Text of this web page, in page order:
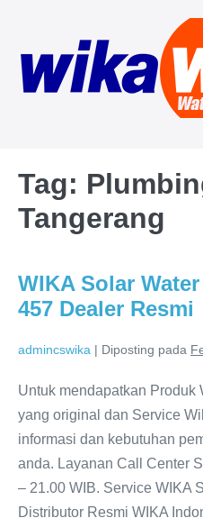
konten
Tag:
Tangerang
WIKA Solar Water
457 Dealer Resmi
admincswika | Diposting pada
Untuk mendapatkan Produk
yang original dan Service
informasi dan kebutuhan
anda. Layanan Call Center
– 21.00 WIB. Service WIKA
Distributor Resmi WIKA